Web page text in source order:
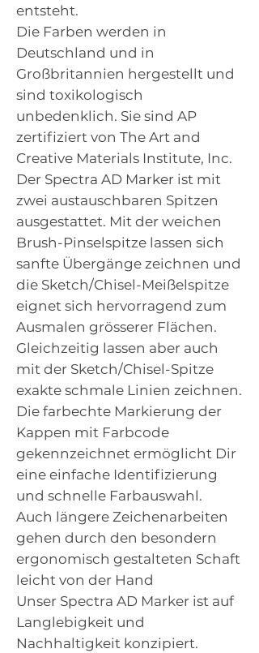
entsteht.
Die Farben werden in
Deutschland und in
Großbritannien hergestellt und
sind toxikologisch
unbedenklich. Sie sind AP
zertifiziert von The Art and
Creative Materials Institute, Inc.
Der Spectra AD Marker ist mit
zwei austauschbaren Spitzen
ausgestattet. Mit der weichen
Brush-Pinselspitze lassen sich
sanfte Übergänge zeichnen und
die Sketch/Chisel-Meißelspitze
eignet sich hervorragend zum
Ausmalen grösserer Flächen.
Gleichzeitig lassen aber auch
mit der Sketch/Chisel-Spitze
exakte schmale Linien zeichnen.
Die farbechte Markierung der
Kappen mit Farbcode
gekennzeichnet ermöglicht Dir
eine einfache Identifizierung
und schnelle Farbauswahl.
Auch längere Zeichenarbeiten
gehen durch den besondern
ergonomisch gestalteten Schaft
leicht von der Hand
Unser Spectra AD Marker ist auf
Langlebigkeit und
Nachhaltigkeit konzipiert.